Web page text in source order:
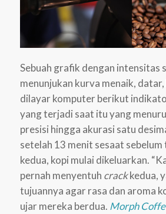
Sebuah grafik dengan intensitas
menunjukan kurva menaik,
dilayar komputer berikut
yang terjadi saat itu yang
presisi hingga akurasi satu
setelah 13 menit sesaat
kedua, kopi mulai dikeluarkan.
pernah menyentuh crackkedua,
tujuannya agar rasa dan aroma
ujar mereka berdua. Morph